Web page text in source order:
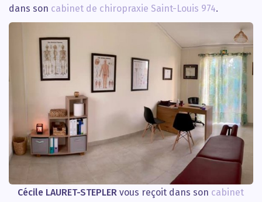
dans son cabinet de chiropraxie Saint-Louis 974.
Cécile LAURET-STEPLER vous reçoit dans son cabinet